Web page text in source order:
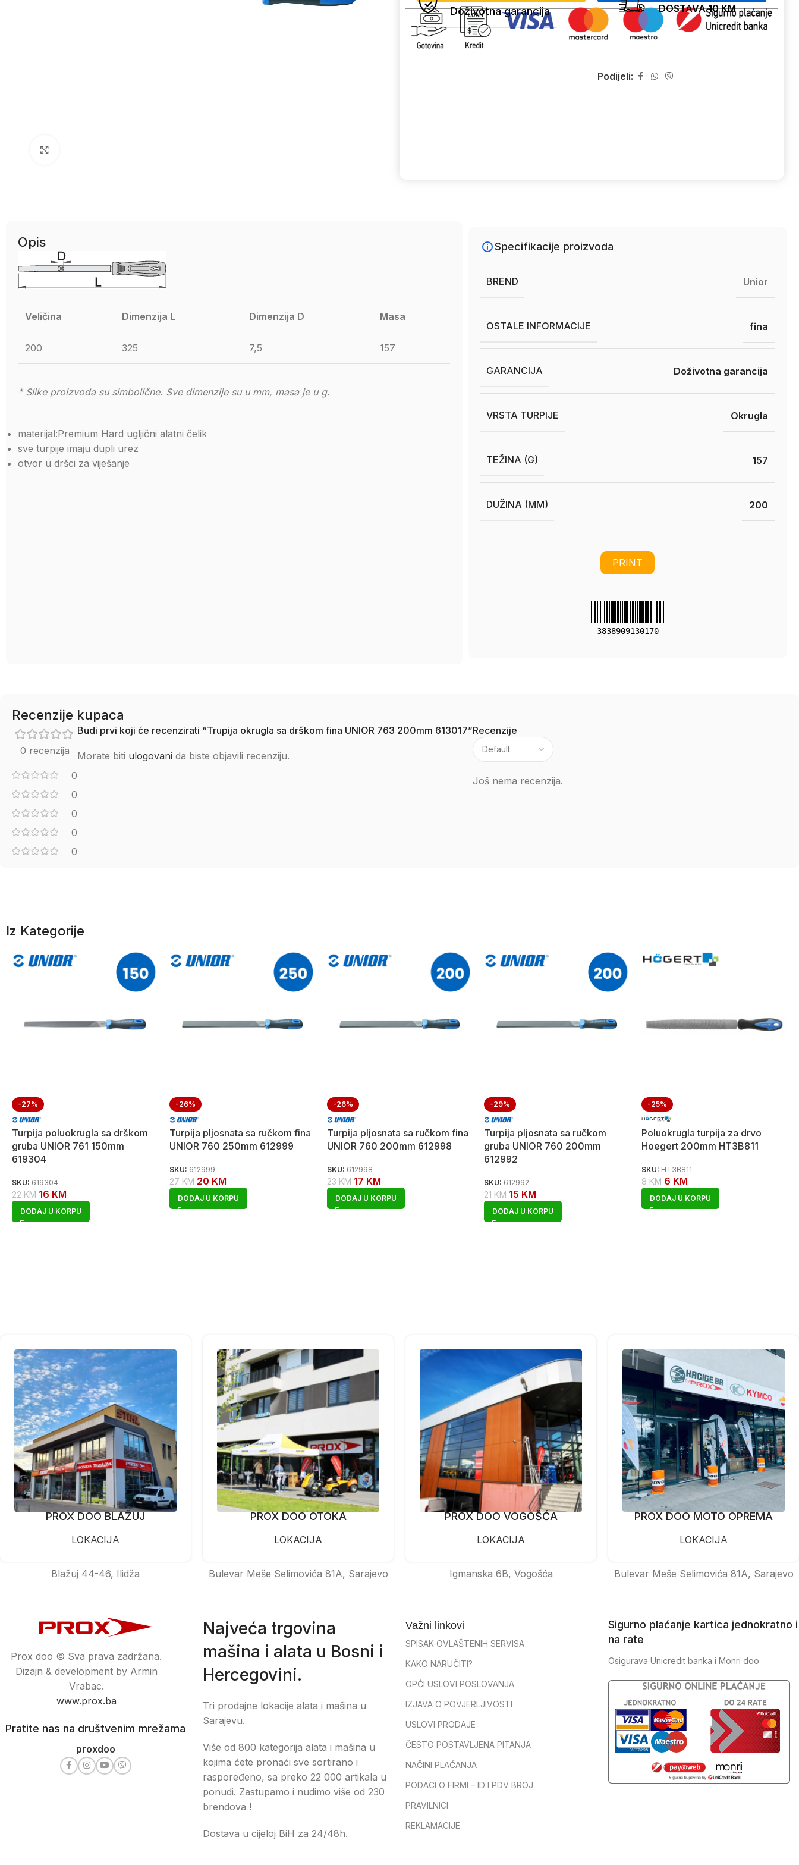
Doživotna garancija DOSTAVA 10 KM
Podijeli:
Opis
Veličina Dimenzija L Dimenzija D Masa
200 325 7,5 157
* Slike proizvoda su simbolične. Sve dimenzije su u mm, masa je u g.
materijal:Premium Hard ugljični alatni čelik
sve turpije imaju dupli urez
otvor u dršci za viješanje
Specifikacije proizvoda
BREND Unior
OSTALE INFORMACIJE fina
GARANCIJA Doživotna garancija
VRSTA TURPIJE Okrugla
TEŽINA (G) 157
DUŽINA (MM) 200
PRINT
3838909130170
Recenzije kupaca
0 recenzija
0
0
0
0
0
Recenzije
Još nema recenzija.
Budi prvi koji će recenzirati “Trupija okrugla sa drškom fina UNIOR 763 200mm 613017”
Morate biti ulogovani da biste objavili recenziju.
Iz Kategorije
-27%
Turpija poluokrugla sa drškom
gruba UNIOR 761 150mm
619304
SKU: 619304
22KM 16 KM
DODAJ U KORPU
-26%
Turpija pljosnata sa ručkom fina
UNIOR 760 250mm 612999
SKU: 612999
27KM 20 KM
DODAJ U KORPU
-26%
Turpija pljosnata sa ručkom fina
UNIOR 760 200mm 612998
SKU: 612998
23KM 17 KM
DODAJ U KORPU
-29%
Turpija pljosnata sa ručkom
gruba UNIOR 760 200mm
612992
SKU: 612992
21KM 15 KM
DODAJ U KORPU
-25%
Poluokrugla turpija za drvo
Hoegert 200mm HT3B811
SKU: HT3B811
8KM 6 KM
DODAJ U KORPU
PROX DOO BLAŽUJ
LOKACIJA
Blažuj 44-46, Ilidža
PROX DOO OTOKA
LOKACIJA
Bulevar Meše Selimovića 81A, Sarajevo
PROX DOO VOGOŠĆA
LOKACIJA
Igmanska 6B, Vogošća
PROX DOO MOTO OPREMA
LOKACIJA
Bulevar Meše Selimovića 81A, Sarajevo
Prox doo © Sva prava zadržana.
Dizajn & development by Armin
Vrabac.
www.prox.ba
Pratite nas na društvenim mrežama
proxdoo
Najveća trgovina
mašina i alata u Bosni i
Hercegovini.
Tri prodajne lokacije alata i mašina u
Sarajevu.
Više od 800 kategorija alata i mašina u
kojima ćete pronaći sve sortirano i
raspoređeno, sa preko 22 000 artikala u
ponudi. Zastupamo i nudimo više od 230
brendova !
Dostava u cijeloj BiH za 24/48h.
Važni linkovi
SPISAK OVLAŠTENIH SERVISA
KAKO NARUČITI?
OPĆI USLOVI POSLOVANJA
IZJAVA O POVJERLJIVOSTI
USLOVI PRODAJE
ČESTO POSTAVLJENA PITANJA
NAČINI PLAĆANJA
PODACI O FIRMI – ID I PDV BROJ
PRAVILNICI
REKLAMACIJE
Sigurno plaćanje kartica jednokratno i
na rate
Osigurava Unicredit banka i Monri doo